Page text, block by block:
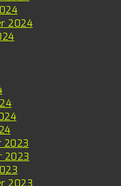
2024
2023
2023
2023